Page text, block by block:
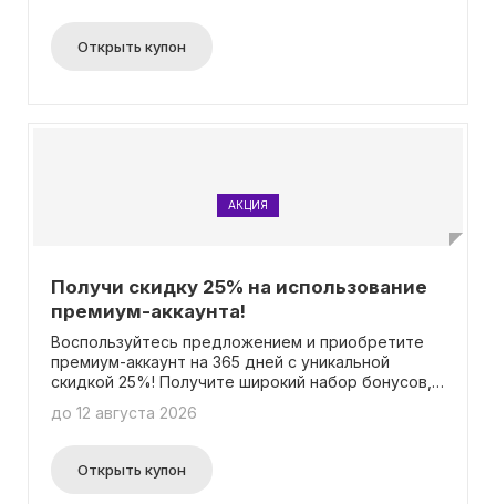
Открыть купон
АКЦИЯ
Получи скидку 25% на использование
премиум-аккаунта!
Воспользуйтесь предложением и приобретите
премиум-аккаунт на 365 дней с уникальной
скидкой 25%! Получите широкий набор бонусов,
20% увеличения опыта, дополнительные 10%
целых 75% дополнительных кредитов,
выдаваемых взамен за успешные сражения и
до 12 августа 2026
Открыть купон